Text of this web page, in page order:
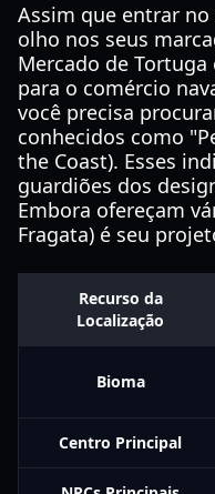
Assim que entrar
olho nos seus
Mercado de
para o comércio
você precisa
conhecidos como
the Coast). Esses
guardiões dos
Embora ofereçam
Fragata) é seu
Recurso da
Localização
Bioma
Centro Principal